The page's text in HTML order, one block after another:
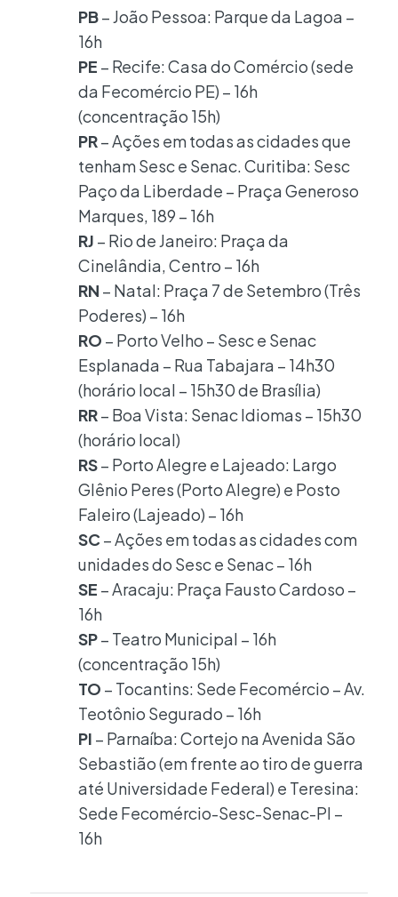
PB– João Pessoa: Parque da Lagoa –
16h
PE – Recife: Casa do Comércio (sede
da Fecomércio PE) – 16h
(concentração 15h)
PR– Ações em todas as cidades que
tenham Sesc e Senac. Curitiba: Sesc
Paço da Liberdade – Praça Generoso
Marques, 189 – 16h
RJ – Rio de Janeiro: Praça da
Cinelândia, Centro – 16h
RN – Natal: Praça 7 de Setembro (Três
Poderes) – 16h
RO – Porto Velho – Sesc e Senac
Esplanada – Rua Tabajara – 14h30
(horário local – 15h30 de Brasília)
RR– Boa Vista: Senac Idiomas – 15h30
(horário local)
RS– Porto Alegre e Lajeado: Largo
Glênio Peres (Porto Alegre) e Posto
Faleiro (Lajeado) – 16h
SC– Ações em todas as cidades com
unidades do Sesc e Senac – 16h
SE – Aracaju: Praça Fausto Cardoso –
16h
SP– Teatro Municipal – 16h
(concentração 15h)
TO – Tocantins: Sede Fecomércio – Av.
Teotônio Segurado – 16h
PI – Parnaíba: Cortejo na Avenida São
Sebastião (em frente ao tiro de guerra
até Universidade Federal) e Teresina:
Sede Fecomércio-Sesc-Senac-PI –
16h